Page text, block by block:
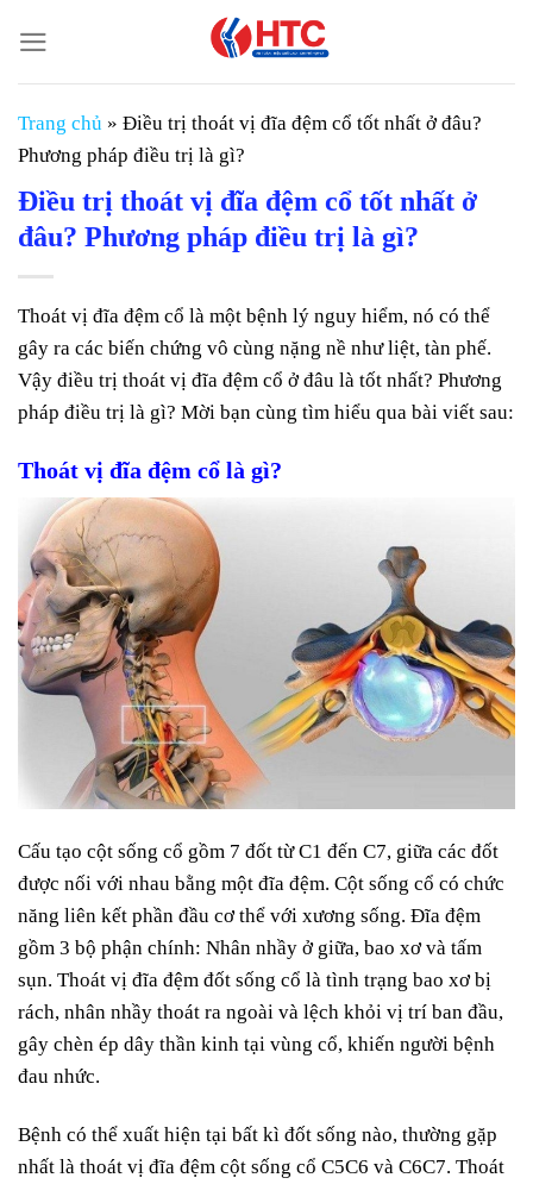
đến
nội
dung
Trang chủ » Điều trị thoát vị đĩa đệm cổ tốt nhất ở đâu?
Phương pháp điều trị là gì?
Điều trị thoát vị đĩa đệm cổ tốt nhất ở
đâu? Phương pháp điều trị là gì?
Thoát vị đĩa đệm cổ là một bệnh lý nguy hiểm, nó có thể
gây ra các biến chứng vô cùng nặng nề như liệt, tàn phế.
Vậy điều trị thoát vị đĩa đệm cổ ở đâu là tốt nhất? Phương
pháp điều trị là gì? Mời bạn cùng tìm hiểu qua bài viết sau:
Thoát vị đĩa đệm cổ là gì?
Cấu tạo cột sống cổ gồm 7 đốt từ C1 đến C7, giữa các đốt
được nối với nhau bằng một đĩa đệm. Cột sống cổ có chức
năng liên kết phần đầu cơ thể với xương sống. Đĩa đệm
gồm 3 bộ phận chính: Nhân nhầy ở giữa, bao xơ và tấm
sụn. Thoát vị đĩa đệm đốt sống cổ là tình trạng bao xơ bị
rách, nhân nhầy thoát ra ngoài và lệch khỏi vị trí ban đầu,
gây chèn ép dây thần kinh tại vùng cổ, khiến người bệnh
đau nhức.
Bệnh có thể xuất hiện tại bất kì đốt sống nào, thường gặp
nhất là thoát vị đĩa đệm cột sống cổ C5C6 và C6C7. Thoát